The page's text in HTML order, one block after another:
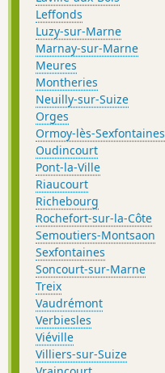
Leffonds
Luzy-sur-Marne
Marnay-sur-Marne
Meures
Montheries
Neuilly-sur-Suize
Orges
Ormoy-lès-Sexfontaines
Oudincourt
Pont-la-Ville
Riaucourt
Richebourg
Rochefort-sur-la-Côte
Semoutiers-Montsaon
Sexfontaines
Soncourt-sur-Marne
Treix
Vaudrémont
Verbiesles
Viéville
Villiers-sur-Suize